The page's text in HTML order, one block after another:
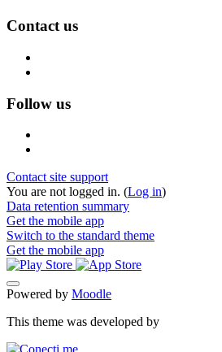
Contact us
Follow us
Contact site support
You are not logged in. (Log in)
Data retention summary
Get the mobile app
Switch to the standard theme
Get the mobile app
Powered by Moodle
This theme was developed by